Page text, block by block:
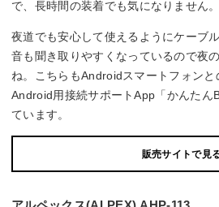
で、長時間の装着でも気になりません。
夜道でも安心して使えるようにケーブ
音も聞き取りやすくなっているので夜
ね。こちらもAndroidスマートフォンと
Android用接続サポートApp「かんたん
ています。
販売サイトで見